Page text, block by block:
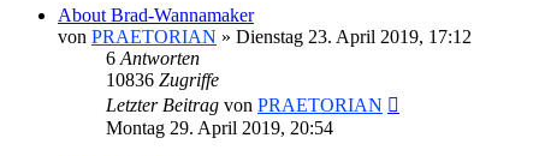
About Brad-Wannamaker
von PRAETORIAN » Dienstag 23. April 2019, 17:12
6 Antworten
10836 Zugriffe
Letzter Beitrag von PRAETORIAN
Montag 29. April 2019, 20:54